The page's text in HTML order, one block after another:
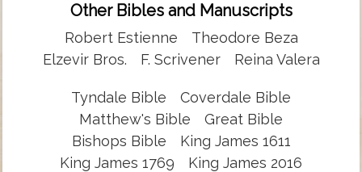
Other Bibles and Manuscripts
Robert Estienne
Theodore Beza
Elzevir Bros.
F. Scrivener Reina Valera
Tyndale Bible
Coverdale Bible
Matthew's Bible
Great Bible
Bishops Bible
King James 1611
King James 1769
King James 2016